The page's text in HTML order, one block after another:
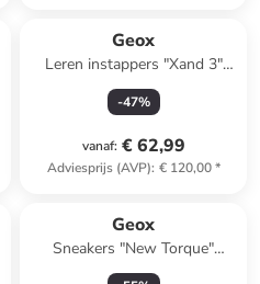
Geox
Leren instappers "Xand 3"
crème
-47%
vanaf: € 62,99
Adviesprijs (AVP): € 120,00*
Geox
Sneakers "New Torque"
donkerblauw/zilverkleurig